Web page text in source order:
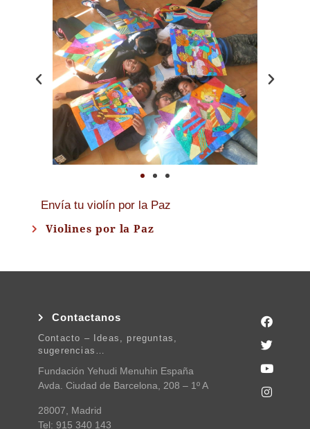
Envía tu violín por la Paz
Violines por la Paz
Contactanos
Contacto – Ideas, preguntas,
sugerencias…
Fundación Yehudi Menuhin España
Avda. Ciudad de Barcelona, 208 – 1º A
28007, Madrid
Tel: 915 340 143